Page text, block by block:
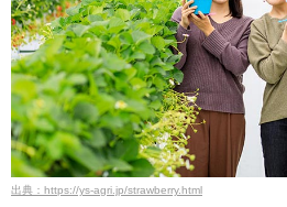
出典：https://ys-agri.jp/strawberry.html